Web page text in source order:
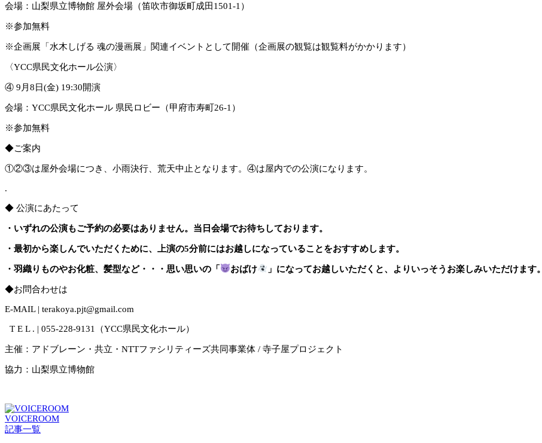
会場：山梨県立博物館 屋外会場（笛吹市御坂町成田1501-1）
※参加無料
※企画展「水木しげる 魂の漫画展」関連イベントとして開催（企画展の観覧は観覧料がかかります）
〈YCC県民文化ホール公演〉
④ 9月8日(金) 19:30開演
会場：YCC県民文化ホール 県民ロビー（甲府市寿町26-1）
※参加無料
◆ご案内
①②③は屋外会場につき、小雨決行、荒天中止となります。④は屋内での公演になります。
.
◆ 公演にあたって
・いずれの公演もご予約の必要はありません。当日会場でお待ちしております。
・最初から楽しんでいただくために、上演の5分前にはお越しになっていることをおすすめします。
・羽織りものやお化粧、髪型など・・・思い思いの「 おばけ 」になってお越しいただくと、よりいっそうお楽しみいただけます。
◆お問合わせは
E-MAIL | terakoya.pjt@gmail.com
T E L . | 055-228-9131（YCC県民文化ホール）
主催：アドブレーン・共立・NTTファシリティーズ共同事業体 / 寺子屋プロジェクト
協力：山梨県立博物館
VOICEROOM
記事一覧